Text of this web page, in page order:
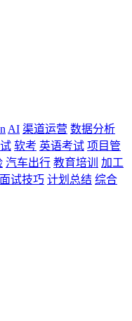
AI 渠道运营 数据分析
软考 英语考试 项目管
汽车出行 教育培训
加工
面试技巧 计划总结 综合